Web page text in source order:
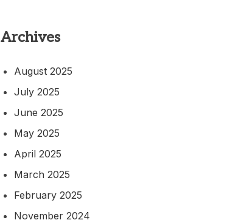
Archives
August 2025
July 2025
June 2025
May 2025
April 2025
March 2025
February 2025
November 2024